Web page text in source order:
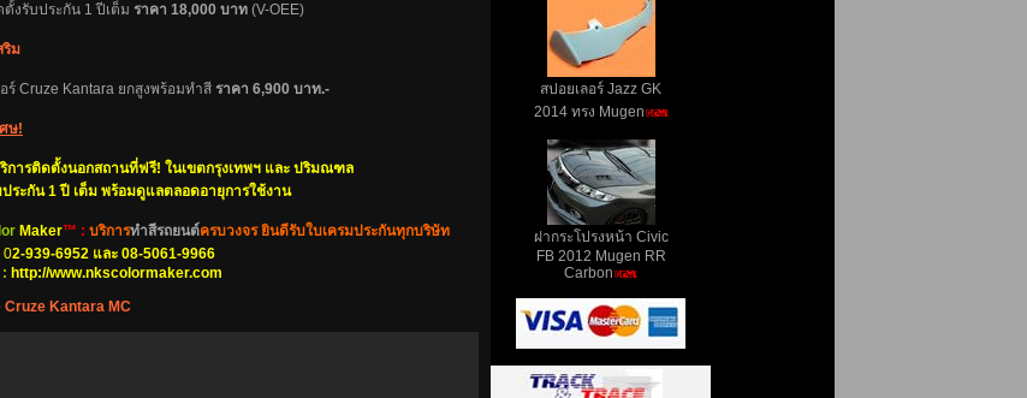
งรับประกัน 1 ปีเต็ม ราคา 18,000 บาท (V-OEE)
ริม
ร์ Cruze Kantara ยกสูงพร้อมทำสี ราคา 6,900 บาท.-
ษ!
การติดตั้งนอกสถานที่ฟรี! ในเขตกรุงเทพฯ และ ปริมณฑล
ระกัน 1 ปี เต็ม พร้อมดูแลตลอดอายุการใช้งาน
Maker™ : บริการทำสีรถยนต์ครบวงจร ยินดีรับใบเครมประกันทุกบริษัท
02-939-6952 และ 08-5061-9966
http://www.nkscolormaker.com
Cruze Kantara MC
สปอยเลอร์ Jazz GK
2014 ทรง Mugen
ฝากระโปรงหน้า Civic
FB 2012 Mugen RR
Carbon